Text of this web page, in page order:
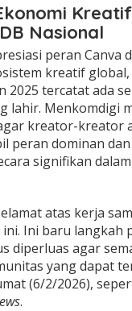
o
r
a
i
s
Kreatif
Nasional
peran Canva
kreatif global,
2025 tercatat ada
lahir. Menkomdigi
kreator-kreator
peran dominan dan
signifikan
atas kerja
Ini baru langkah
diperluas agar
yang dapat
(6/2/2026),
.